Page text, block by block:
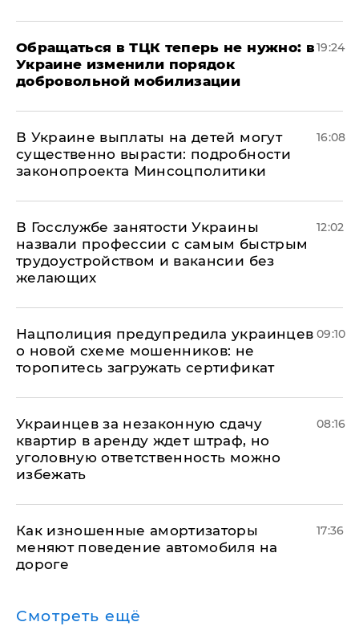
Обращаться в ТЦК теперь не нужно: в
Украине изменили порядок
добровольной мобилизации
19:24
В Украине выплаты на детей могут
существенно вырасти: подробности
законопроекта Минсоцполитики
16:08
В Госслужбе занятости Украины
назвали профессии с самым быстрым
трудоустройством и вакансии без
желающих
12:02
Нацполиция предупредила украинцев
о новой схеме мошенников: не
торопитесь загружать сертификат
09:10
Украинцев за незаконную сдачу
квартир в аренду ждет штраф, но
уголовную ответственность можно
избежать
08:16
Как изношенные амортизаторы
меняют поведение автомобиля на
дороге
17:36
Смотреть ещё